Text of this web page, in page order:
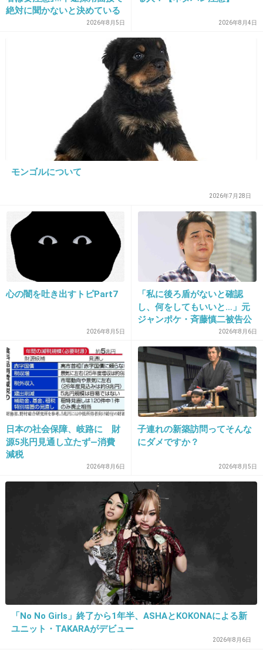
+610
2014/03/13(木) 09:02:01
これは…入れてるな
13. 匿名
太ってるΣ（・□・；）
-13
太った？
+455 -12
15. 匿名 2014/03/13(木) 09:02:34
ちょっと太った？
-11
ヌーブラ、下着で寄せてあげればAでもBでもど
うにでもなる。
絶対に聞かないと決めている
2026年8月5日 2026年8月4日
モンゴルについて
2026年7月28日
心の闇を吐き出すトピPart7
2026年8月5日
「私に後ろ盾がないと確認
し、何をしてもいいと…」元
ジャンポケ・斉藤慎二被告公
2026年8月6日
日本の社会保障、岐路に 財
源5兆円見通し立たず―消費
減税
2026年8月6日
子連れの新築訪問ってそんな
にダメですか？
2026年8月5日
「No No Girls」終了から1年半、ASHAとKOKONAによる新
ユニット・TAKARAがデビュー
2026年8月6日